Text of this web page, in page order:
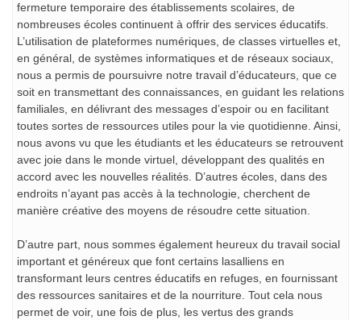
fermeture temporaire des établissements scolaires, de
nombreuses écoles continuent à offrir des services éducatifs.
L’utilisation de plateformes numériques, de classes virtuelles et,
en général, de systèmes informatiques et de réseaux sociaux,
nous a permis de poursuivre notre travail d’éducateurs, que ce
soit en transmettant des connaissances, en guidant les relations
familiales, en délivrant des messages d’espoir ou en facilitant
toutes sortes de ressources utiles pour la vie quotidienne. Ainsi,
nous avons vu que les étudiants et les éducateurs se retrouvent
avec joie dans le monde virtuel, développant des qualités en
accord avec les nouvelles réalités. D’autres écoles, dans des
endroits n’ayant pas accès à la technologie, cherchent de
manière créative des moyens de résoudre cette situation.
D’autre part, nous sommes également heureux du travail social
important et généreux que font certains lasalliens en
transformant leurs centres éducatifs en refuges, en fournissant
des ressources sanitaires et de la nourriture. Tout cela nous
permet de voir, une fois de plus, les vertus des grands